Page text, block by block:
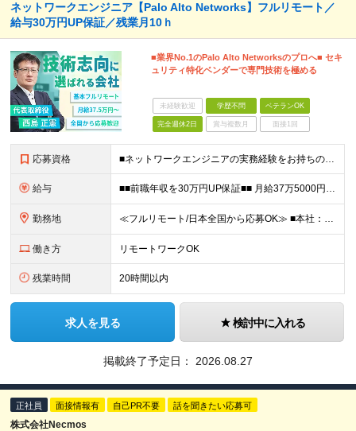
ネットワークエンジニア【Palo Alto Networks】フルリモート／
給与30万円UP保証／残業月10ｈ
■業界No.1のPalo Alto Networksのプロへ■ セキ
ュリティ特化ベンダーで専門技術を極める
未経験歓迎 学歴不問 ベテランOK
完全週休2日 賞与複数月 面接1回
応募資格 ■ネットワークエンジニアの実務経験をお持ちの方 ■インフラエンジニアの実務経験をお持ちの方 ■学歴不問・第二新卒歓迎 「Palo Alto Networksに関わりスキルアップしたい」 「AI時代で
給与 ■■前職年収を30万円UP保証■■ 月給37万5000円～83万3400円＋各種手当 ※経験・年齢を考慮の上、決定します。 ※月給額には20時間相当（44,500円～98,400円）のみなし残業手当
勤務地 ≪フルリモート/日本全国から応募OK≫ ■本社：東京都新宿区下宮比町2-26 KDX飯田橋ビル3F ※業務拡大につき、移転したばかりの新オフィス ※転勤なし ※週1回程度の出社がございます（地方在住
働き方 リモートワークOK
残業時間 20時間以内
求人を見る 検討中に入れる
掲載終了予定日： 2026.08.27
正社員 面接情報有 自己PR不要 話を聞きたい応募可
株式会社Necmos